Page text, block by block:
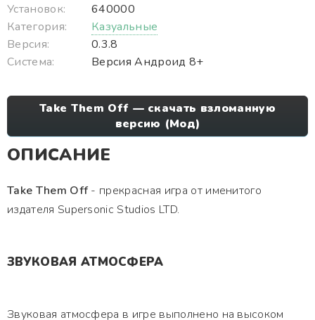
Установок:
640000
Категория:
Казуальные
Версия:
0.3.8
Система:
Версия Андроид 8+
Take Them Off — скачать взломанную
версию (Мод)
ОПИСАНИЕ
Take Them Off- прекрасная игра от именитого
издателя Supersonic Studios LTD.
ЗВУКОВАЯ АТМОСФЕРА
Звуковая атмосфера в игре выполнено на высоком